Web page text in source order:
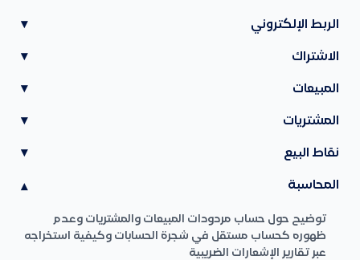
الربط الإلكتروني ▾
الاشتراك ▾
المبيعات ▾
المشتريات ▾
نقاط البيع ▾
المحاسبة ▾
توضيح حول حساب مردودات المبيعات والمشتريات وعدم
ظهوره كحساب مستقل في شجرة الحسابات وكيفية استخراجه
عبر تقارير الإشعارات الضريبية